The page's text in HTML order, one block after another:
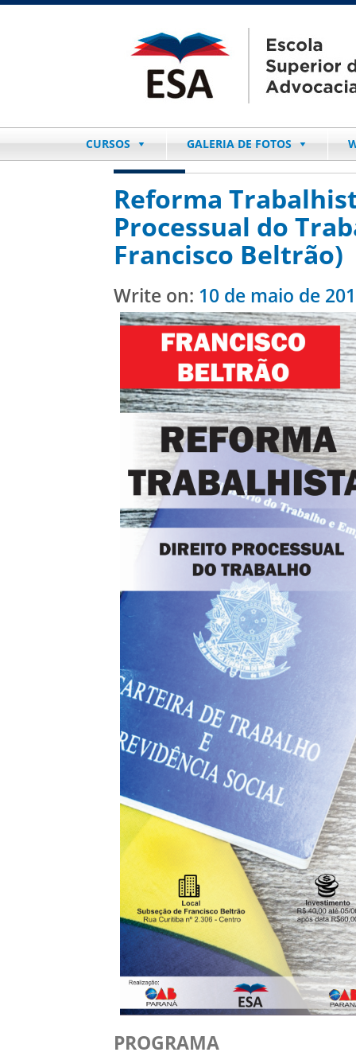
CURSOS GALERIA DE FOTOS
Reforma
Processual do
Francisco Beltrão)
Write on: 10 de maio de
PROGRAMA